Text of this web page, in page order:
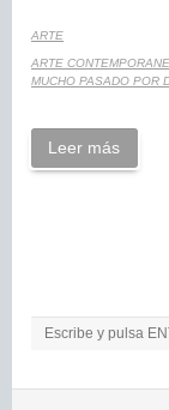
ARTE
ARTE
MUCHO PASADO POR
Leer más